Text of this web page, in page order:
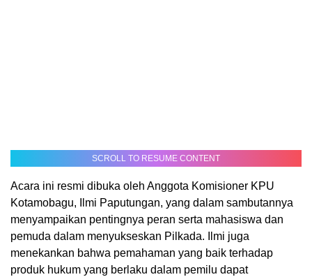
SCROLL TO RESUME CONTENT
Acara ini resmi dibuka oleh Anggota Komisioner KPU
Kotamobagu, Ilmi Paputungan, yang dalam sambutannya
menyampaikan pentingnya peran serta mahasiswa dan
pemuda dalam menyukseskan Pilkada. Ilmi juga
menekankan bahwa pemahaman yang baik terhadap
produk hukum yang berlaku dalam pemilu dapat